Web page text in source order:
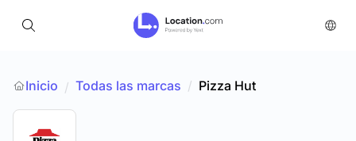
Inicio / Todas las marcas / Pizza Hut